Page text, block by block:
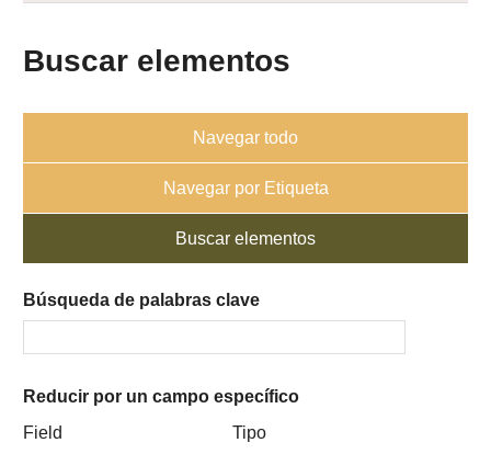
Buscar elementos
Navegar todo
Navegar por Etiqueta
Buscar elementos
Búsqueda de palabras clave
of
Reducir por un campo específico
Campo
Tipo
Términos
Ensamblador
Field Tipo